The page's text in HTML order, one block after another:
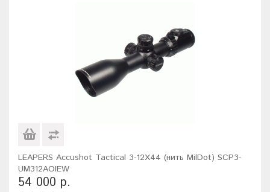
LEAPERS Accushot Tactical 3-12X44 (нить MilDot) SCP3-
UM312AOIEW
54 000 р.